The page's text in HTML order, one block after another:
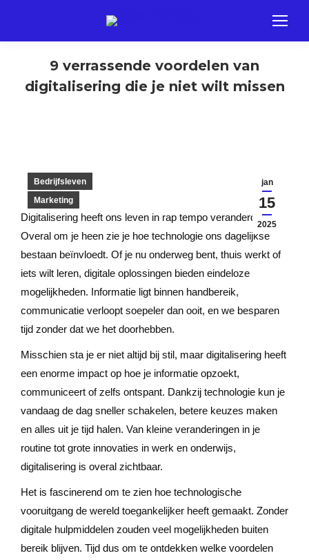
9 verrassende voordelen van
digitalisering die je niet wilt missen
jan
15
2025
Bedrijfsleven
Marketing
Digitalisering heeft ons leven in rap tempo veranderd.
Overal om je heen zie je hoe technologie ons dagelijkse
bestaan beïnvloedt. Of je nu onderweg bent, thuis werkt of
iets wilt leren, digitale oplossingen bieden eindeloze
mogelijkheden. Informatie ligt binnen handbereik,
communicatie verloopt soepeler dan ooit, en we besparen
tijd zonder dat we het doorhebben.
Misschien sta je er niet altijd bij stil, maar digitalisering heeft
een enorme impact op hoe je informatie opzoekt,
communiceert of zelfs ontspant. Dankzij technologie kun je
vandaag de dag sneller schakelen, betere keuzes maken
en alles uit je tijd halen. Van kleine veranderingen in je
routine tot grote innovaties in werk en onderwijs,
digitalisering is overal zichtbaar.
Het is fascinerend om te zien hoe technologische
vooruitgang de wereld toegankelijker heeft gemaakt. Zonder
digitale hulpmiddelen zouden veel mogelijkheden buiten
bereik blijven. Tijd dus om te ontdekken welke voordelen